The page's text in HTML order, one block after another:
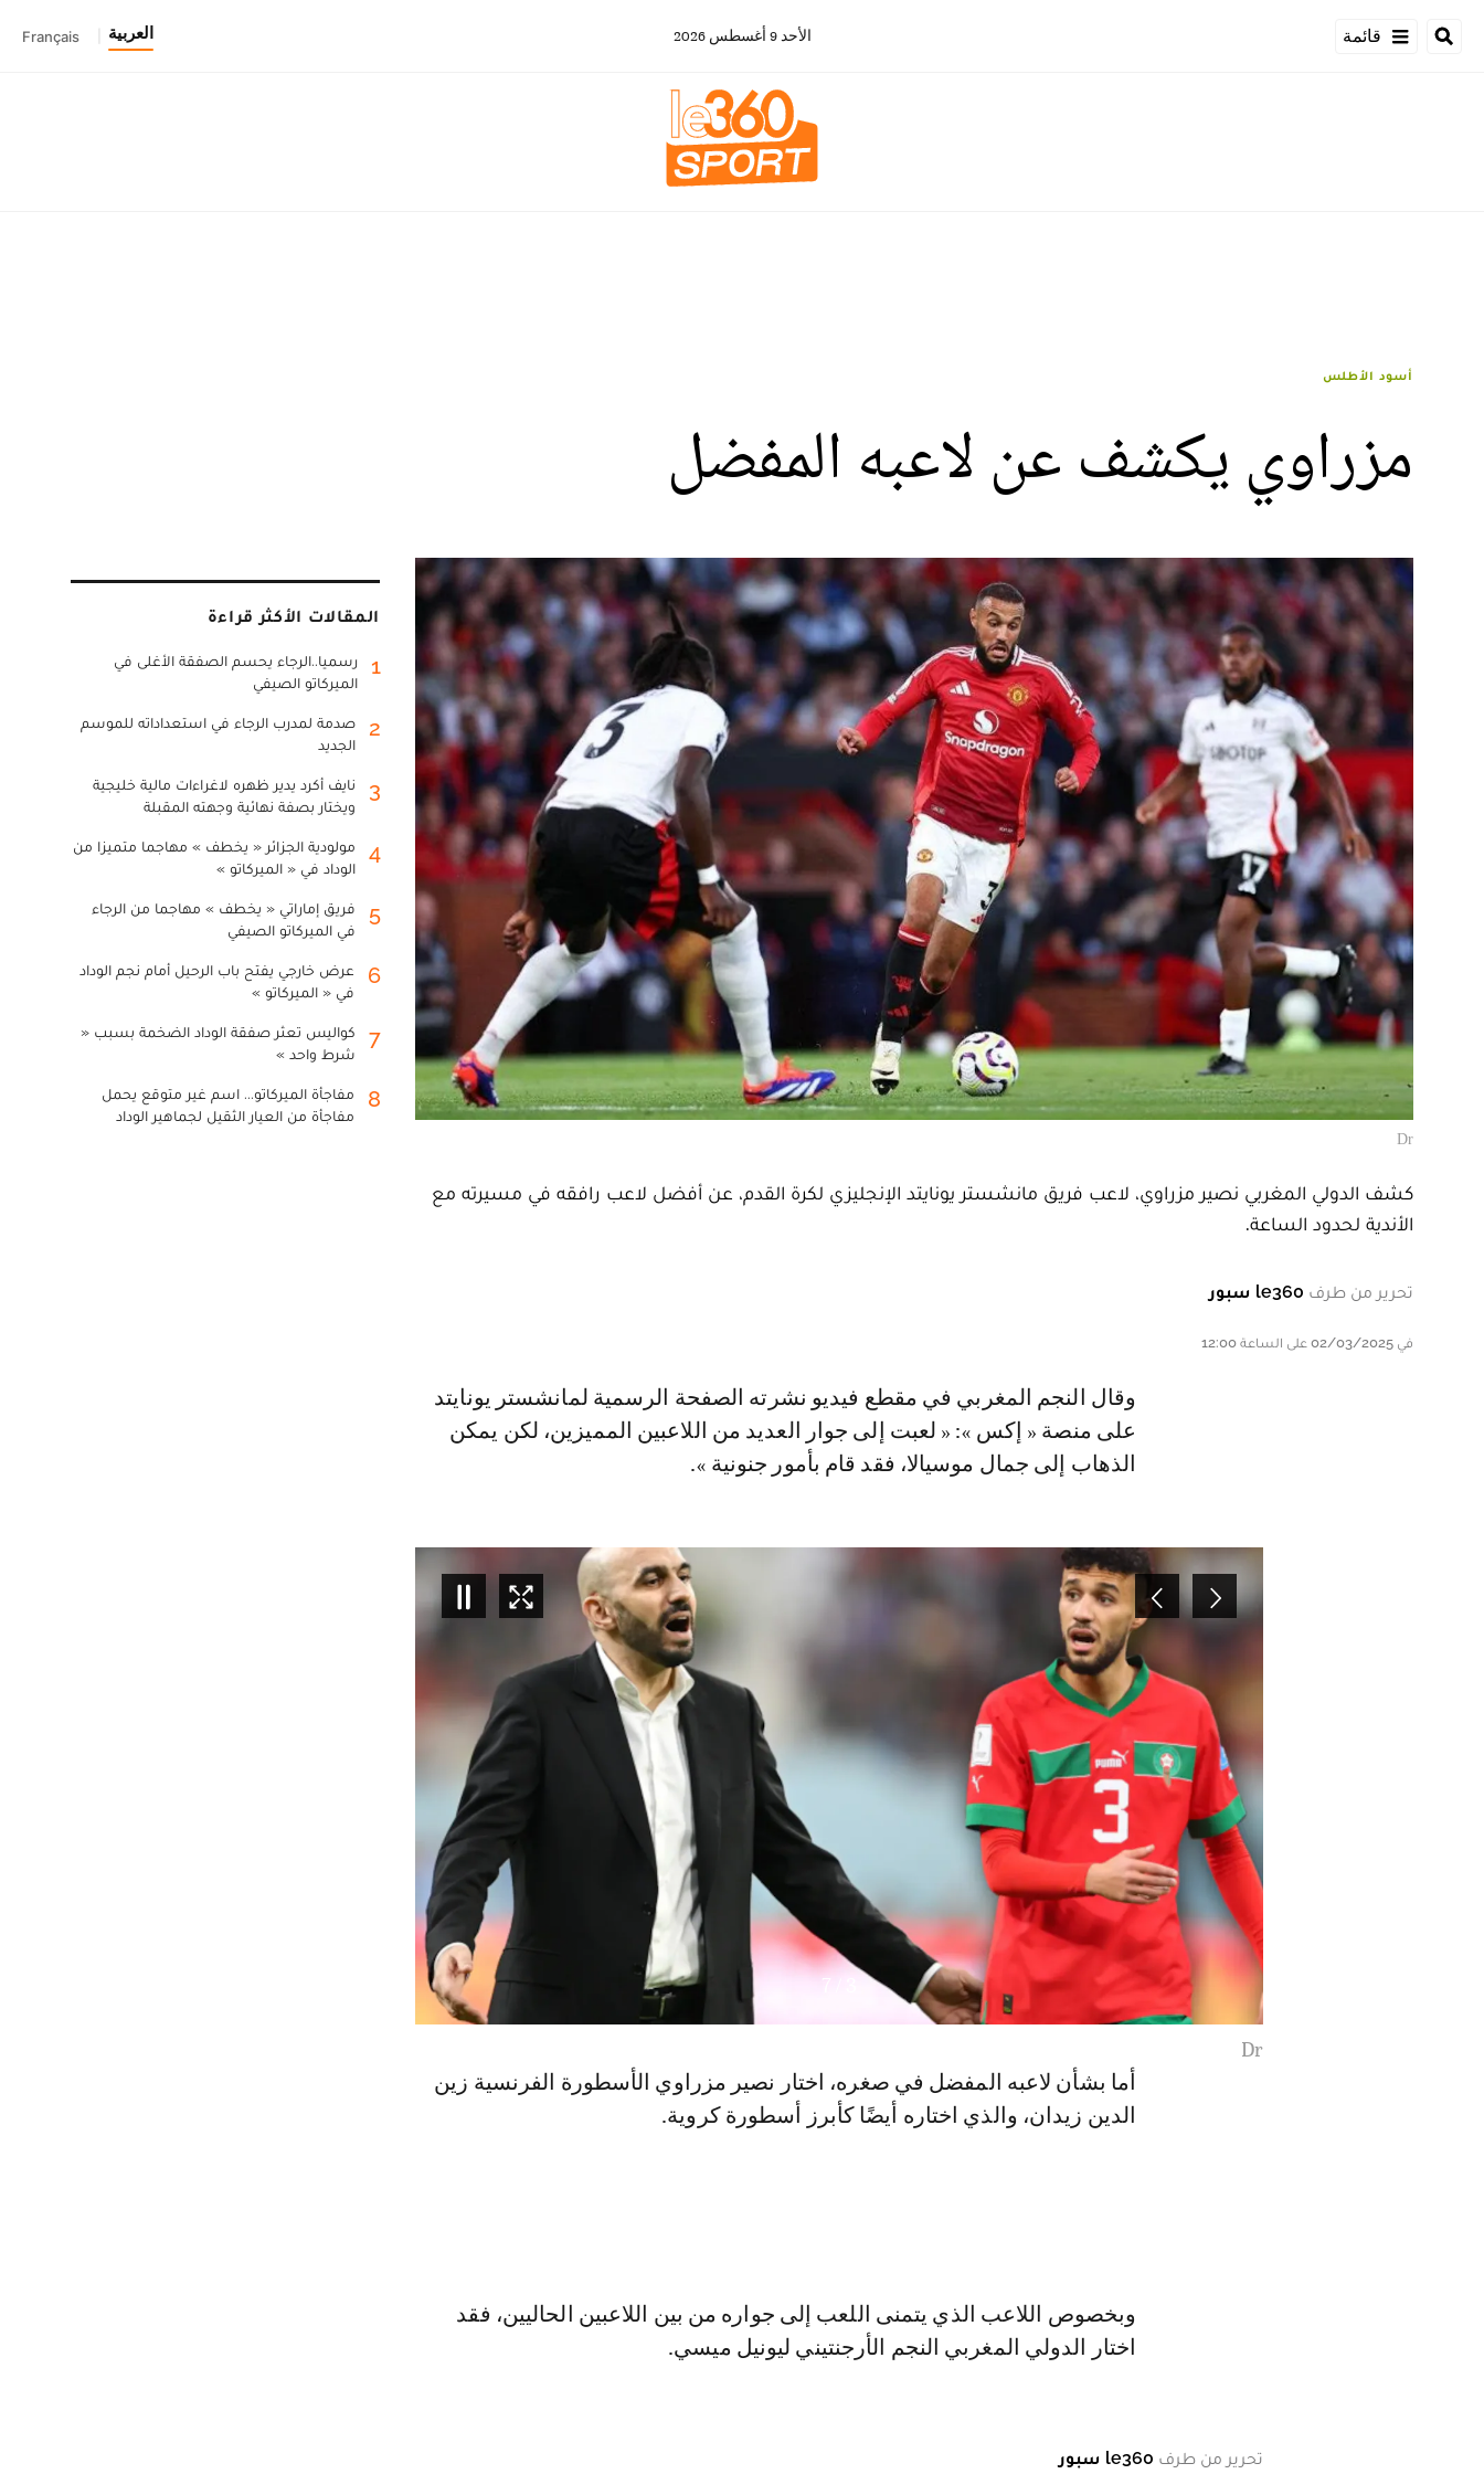
قائمة الأحد 9 أغسطس 2026 العربية Français
أسود الأطلس
مزراوي يكشف عن لاعبه المفضل
Dr
كشف الدولي المغربي نصير مزراوي، لاعب فريق مانشستر يونايتد الإنجليزي لكرة القدم، عن أفضل لاعب رافقه في مسيرته مع
الأندية لحدود الساعة.
تحرير من طرف le360 سبور
في 02/03/2025 على الساعة 12:00
وقال النجم المغربي في مقطع فيديو نشرته الصفحة الرسمية لمانشستر يونايتد
على منصة « إكس »: « لعبت إلى جوار العديد من اللاعبين المميزين، لكن يمكن
الذهاب إلى جمال موسيالا، فقد قام بأمور جنونية ».
/
7
Dr
أما بشأن لاعبه المفضل في صغره، اختار نصير مزراوي الأسطورة الفرنسية زين
الدين زيدان، والذي اختاره أيضًا كأبرز أسطورة كروية.
وبخصوص اللاعب الذي يتمنى اللعب إلى جواره من بين اللاعبين الحاليين، فقد
اختار الدولي المغربي النجم الأرجنتيني ليونيل ميسي.
تحرير من طرف le360 سبور
المقالات الأكثر قراءة
1
رسميا..الرجاء يحسم الصفقة الأغلى في
الميركاتو الصيفي
2
صدمة لمدرب الرجاء في استعداداته للموسم
الجديد
3
نايف أكرد يدير ظهره لاغراءات مالية خليجية
ويختار بصفة نهائية وجهته المقبلة
4
مولودية الجزائر « يخطف » مهاجما متميزا من
الوداد في « الميركاتو »
5
فريق إماراتي « يخطف » مهاجما من الرجاء
في الميركاتو الصيفي
6
عرض خارجي يفتح باب الرحيل أمام نجم الوداد
في « الميركاتو »
7
كواليس تعثر صفقة الوداد الضخمة بسبب «
شرط واحد »
8
مفاجأة الميركاتو... اسم غير متوقع يحمل
مفاجأة من العيار الثقيل لجماهير الوداد